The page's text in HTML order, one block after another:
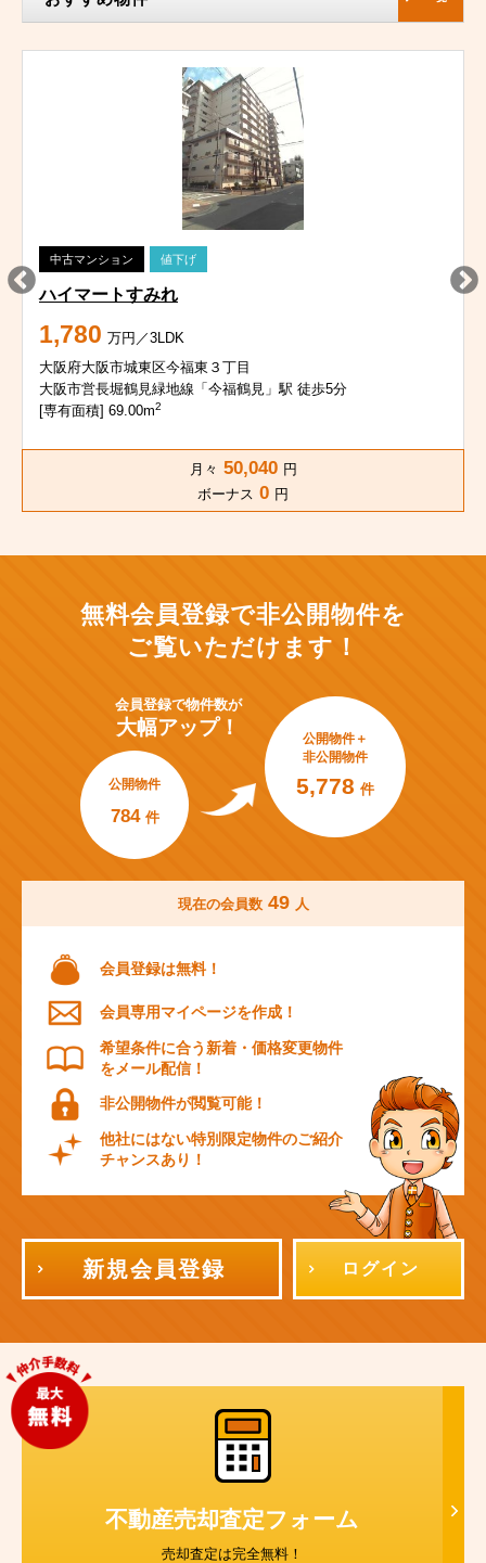
中古マンション 値下げ
ハイマートすみれ
1,780 万円／3LDK
大阪府大阪市城東区今福東３丁目
大阪市営長堀鶴見緑地線「今福鶴見」駅 徒歩5分
[専有面積] 69.00m2
月々 50,040 円
ボーナス 0 円
無料会員登録で非公開物件を
ご覧いただけます！
会員登録で物件数が
大幅アップ！
公開物件
784 件
公開物件＋
非公開物件
5,778 件
現在の会員数 49 人
会員登録は無料！
会員専用マイページを作成！
希望条件に合う新着・価格変更物件
をメール配信！
非公開物件が閲覧可能！
他社にはない特別限定物件のご紹介
チャンスあり！
新規会員登録 ログイン
不動産売却査定フォーム
売却査定は完全無料！